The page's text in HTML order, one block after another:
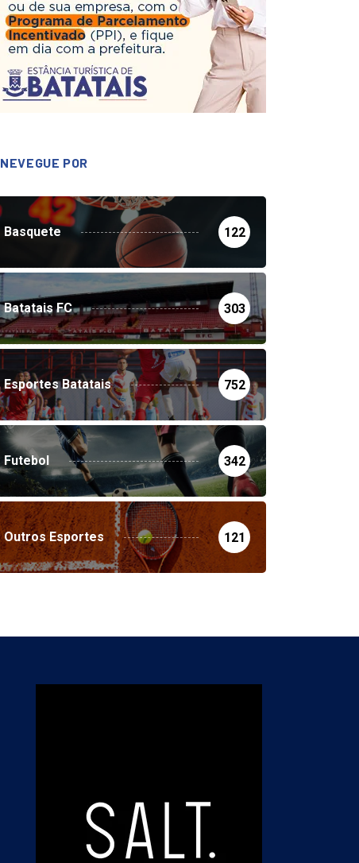
NEVEGUE POR
Basquete 122
Batatais FC 303
Esportes Batatais 752
Futebol 342
Outros Esportes 121